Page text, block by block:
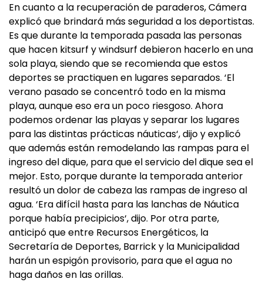
En cuanto a la recuperación de paraderos, Cámera
explicó que brindará más seguridad a los deportistas.
Es que durante la temporada pasada las personas
que hacen kitsurf y windsurf debieron hacerlo en una
sola playa, siendo que se recomienda que estos
deportes se practiquen en lugares separados. ‘El
verano pasado se concentró todo en la misma
playa, aunque eso era un poco riesgoso. Ahora
podemos ordenar las playas y separar los lugares
para las distintas prácticas náuticas‘, dijo y explicó
que además están remodelando las rampas para el
ingreso del dique, para que el servicio del dique sea el
mejor. Esto, porque durante la temporada anterior
resultó un dolor de cabeza las rampas de ingreso al
agua. ‘Era difícil hasta para las lanchas de Náutica
porque había precipicios‘, dijo. Por otra parte,
anticipó que entre Recursos Energéticos, la
Secretaría de Deportes, Barrick y la Municipalidad
harán un espigón provisorio, para que el agua no
haga daños en las orillas.